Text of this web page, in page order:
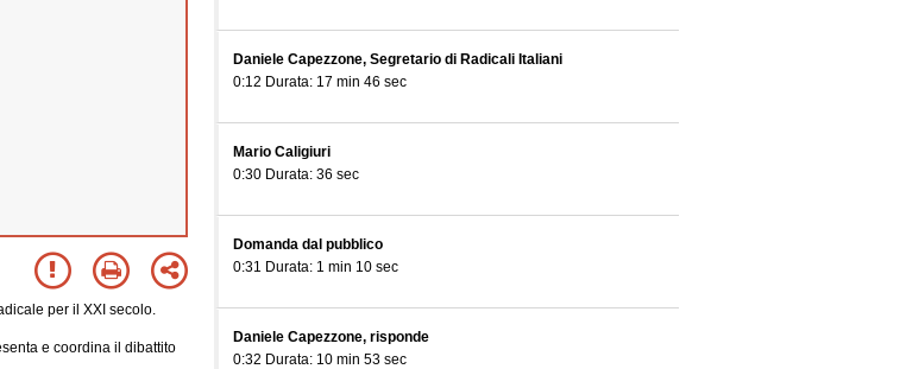
per il XXI secolo.
e coordina il dibattito
Daniele Capezzone, Segretario di Radicali Italiani
0:12 Durata: 17 min 46 sec
Mario Caligiuri
0:30 Durata: 36 sec
Domanda dal pubblico
0:31 Durata: 1 min 10 sec
Daniele Capezzone, risponde
0:32 Durata: 10 min 53 sec